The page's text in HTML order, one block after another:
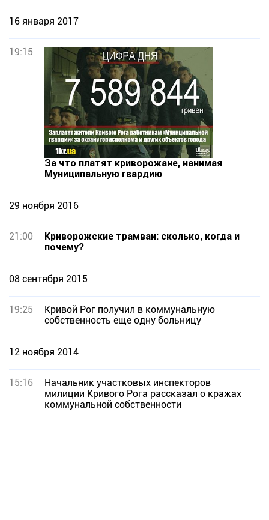
16 января 2017
19:15
За что платят криворожане, нанимая
Муниципальную гвардию
29 ноября 2016
21:00
Криворожские трамваи: сколько, когда и
почему?
08 сентября 2015
19:25
Кривой Рог получил в коммунальную
собственность еще одну больницу
12 ноября 2014
15:16
Начальник участковых инспекторов
милиции Кривого Рога рассказал о кражах
коммунальной собственности